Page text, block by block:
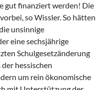
gut finanziert werden! Die
so Wissler. So hätten
unsinnige
eine sechsjährige
Schulgesetzänderung
hessischen
um rein ökonomische